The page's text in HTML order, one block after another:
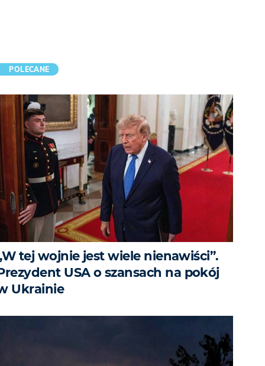
POLECANE
tej wojnie jest wiele nienawiści”.
USA o szansach na pokój
Ukrainie